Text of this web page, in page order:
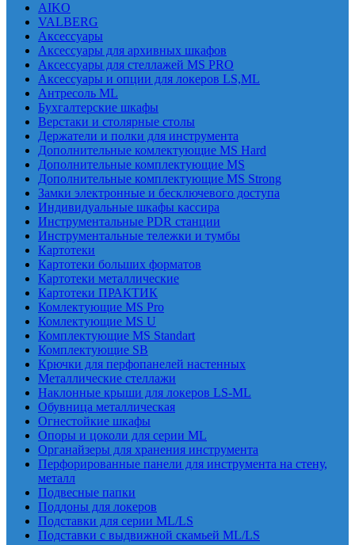
AIKO
VALBERG
Аксессуары
Аксессуары для архивных шкафов
Аксессуары для стеллажей MS PRO
Аксессуары и опции для локеров LS,ML
Антресоль ML
Бухгалтерские шкафы
Верстаки и столярные столы
Держатели и полки для инструмента
Дополнительные комлектующие MS Hard
Дополнительные комплектующие MS
Дополнительные комплектующие MS Strong
Замки электронные и бесключевого доступа
Индивидуальные шкафы кассира
Инструментальные PDR станции
Инструментальные тележки и тумбы
Картотеки
Картотеки больших форматов
Картотеки металлические
Картотеки ПРАКТИК
Комлектующие MS Pro
Комлектующие MS U
Комплектующие MS Standart
Комплектующие SB
Крючки для перфопанелей настенных
Металлические стеллажи
Наклонные крыши для локеров LS-ML
Обувница металлическая
Огнестойкие шкафы
Опоры и цоколи для серии ML
Органайзеры для хранения инструмента
Перфорированные панели для инструмента на стену,
металл
Подвесные папки
Поддоны для локеров
Подставки для серии ML/LS
Подставки с выдвижной скамьей ML/LS